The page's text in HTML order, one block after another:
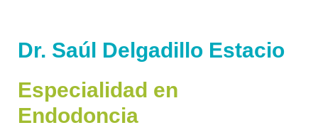
Dr. Saúl Delgadillo Estacio
Especialidad en
Endodoncia